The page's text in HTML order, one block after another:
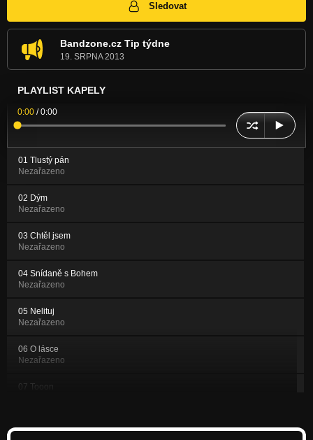
Sledovat
Bandzone.cz Tip týdne
19. SRPNA 2013
PLAYLIST KAPELY
0:00 /0:00
01 Tlustý pán
Nezařazeno
02 Dým
Nezařazeno
03 Chtěl jsem
Nezařazeno
04 Snídaně s Bohem
Nezařazeno
05 Nelituj
Nezařazeno
06 O lásce
Nezařazeno
07 Tooon